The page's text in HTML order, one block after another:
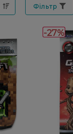
Фільтр
-27%